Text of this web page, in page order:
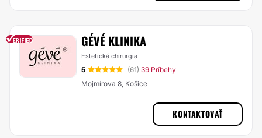
GÉVÉ KLINIKA
Estetická chirurgia
5 (61)·39 Príbehy
Mojmírova 8, Košice
KONTAKTOVAŤ